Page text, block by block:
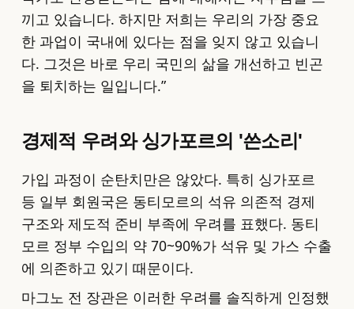
끼고 있습니다. 하지만 저희는 우리의 가장 중요
한 과업이 국내에 있다는 점을 잊지 않고 있습니
다. 그것은 바로 우리 국민의 삶을 개선하고 빈곤
을 퇴치하는 일입니다.”
경제적 우려와 싱가포르의 '쓴소리'
가입 과정이 순탄치만은 않았다. 특히 싱가포르
등 일부 회원국은 동티모르의 석유 의존적 경제
구조와 제도적 준비 부족에 우려를 표했다. 동티
모르 정부 수입의 약 70~90%가 석유 및 가스 수출
에 의존하고 있기 때문이다.
마그노 전 장관은 이러한 우려를 솔직하게 인정했